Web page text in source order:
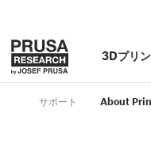
3Dプリ
サポート About